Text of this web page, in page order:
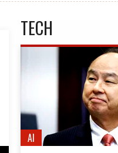
TECH
AI